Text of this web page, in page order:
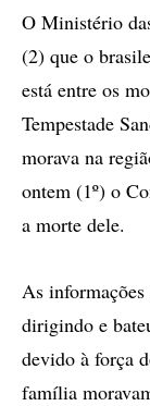
O Ministério
(2) que o
está entre os
Tempestade
morava na
ontem (1º) o
a morte dele.
As informações
dirigindo e
devido à força
família